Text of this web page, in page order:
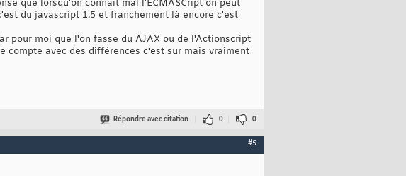
que lorsqu'on connait mal l'ECMASCript on peut
du javascript 1.5 et franchement là encore c'est
pour moi que l'on fasse du AJAX ou de l'Actionscript
compte avec des différences c'est sur mais vraiment
Répondre avec citation 0 0
#5